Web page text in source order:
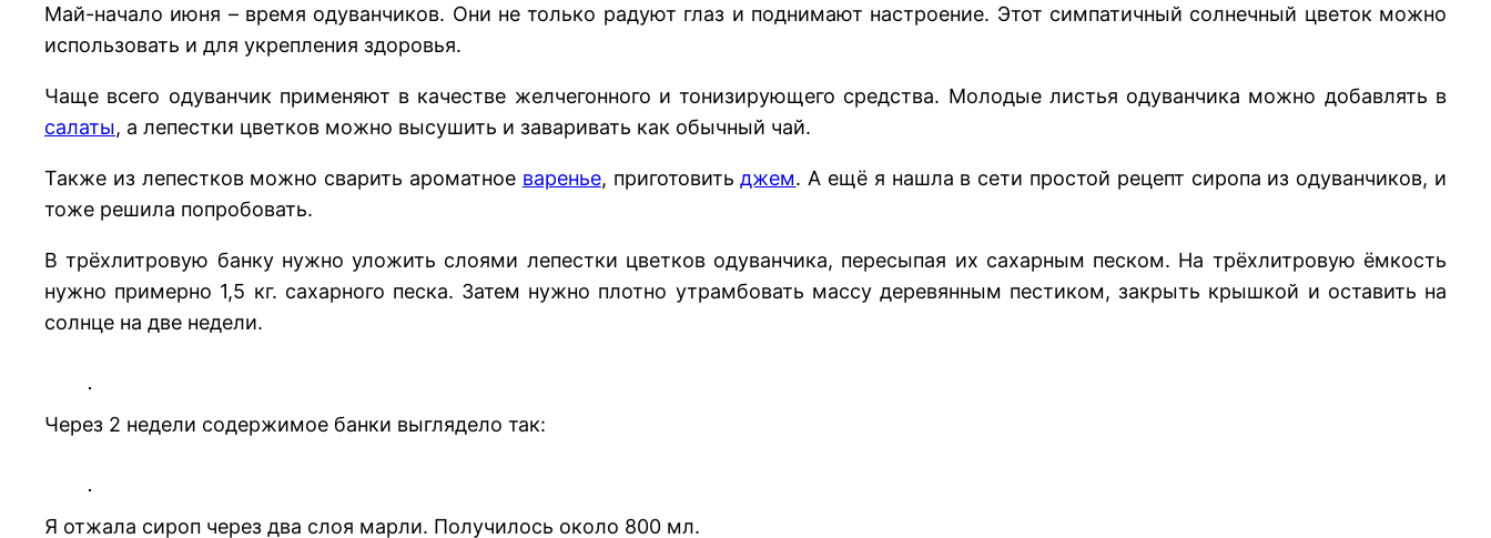
Май-начало июня – время одуванчиков. Они не только радуют глаз и поднимают настроение. Этот симпатичный солнечный цветок можно
использовать и для укрепления здоровья.
Чаще всего одуванчик применяют в качестве желчегонного и тонизирующего средства. Молодые листья одуванчика можно добавлять в
салаты, а лепестки цветков можно высушить и заваривать как обычный чай.
Также из лепестков можно сварить ароматное варенье, приготовитьджем. А ещё я нашла в сети простой рецепт сиропа из одуванчиков, и
тоже решила попробовать.
В трёхлитровую банку нужно уложить слоями лепестки цветков одуванчика, пересыпая их сахарным песком. На трёхлитровую ёмкость
нужно примерно 1,5 кг. сахарного песка. Затем нужно плотно утрамбовать массу деревянным пестиком, закрыть крышкой и оставить на
солнце на две недели.
Через 2 недели содержимое банки выглядело так:
Я отжала сироп через два слоя марли. Получилось около 800 мл.